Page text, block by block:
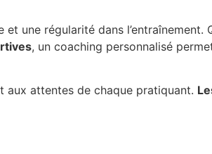
une régularité dans l’entraînement.
, un coaching personnalisé
aux attentes de chaque pratiquant.